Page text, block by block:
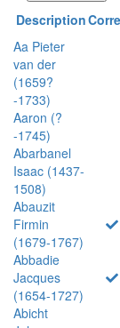
Description
Aa Pieter
van der
(1659?
-1733)
Aaron (?
-1745)
Abarbanel
Isaac (1437-
1508)
Abauzit
Firmin
(1679-1767)
Abbadie
Jacques
(1654-1727)
Abicht